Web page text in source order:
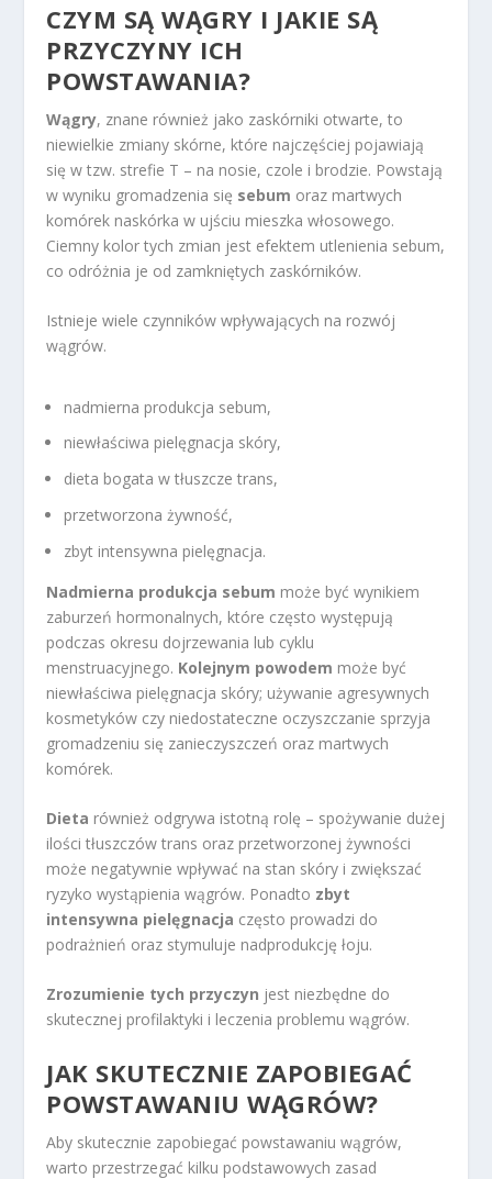
CZYM SĄ WĄGRY I JAKIE SĄ
PRZYCZYNY ICH
POWSTAWANIA?
Wągry, znane również jako zaskórniki otwarte, to
niewielkie zmiany skórne, które najczęściej pojawiają
się w tzw. strefie T – na nosie, czole i brodzie. Powstają
w wyniku gromadzenia się sebum oraz martwych
komórek naskórka w ujściu mieszka włosowego.
Ciemny kolor tych zmian jest efektem utlenienia sebum,
co odróżnia je od zamkniętych zaskórników.
Istnieje wiele czynników wpływających na rozwój
wągrów.
nadmierna produkcja sebum,
niewłaściwa pielęgnacja skóry,
dieta bogata w tłuszcze trans,
przetworzona żywność,
zbyt intensywna pielęgnacja.
Nadmierna produkcja sebum może być wynikiem
zaburzeń hormonalnych, które często występują
podczas okresu dojrzewania lub cyklu
menstruacyjnego. Kolejnym powodem może być
niewłaściwa pielęgnacja skóry; używanie agresywnych
kosmetyków czy niedostateczne oczyszczanie sprzyja
gromadzeniu się zanieczyszczeń oraz martwych
komórek.
Dieta również odgrywa istotną rolę – spożywanie dużej
ilości tłuszczów trans oraz przetworzonej żywności
może negatywnie wpływać na stan skóry i zwiększać
ryzyko wystąpienia wągrów. Ponadto zbyt
intensywna pielęgnacja często prowadzi do
podrażnień oraz stymuluje nadprodukcję łoju.
Zrozumienie tych przyczyn jest niezbędne do
skutecznej profilaktyki i leczenia problemu wągrów.
JAK SKUTECZNIE ZAPOBIEGAĆ
POWSTAWANIU WĄGRÓW?
Aby skutecznie zapobiegać powstawaniu wągrów,
warto przestrzegać kilku podstawowych zasad